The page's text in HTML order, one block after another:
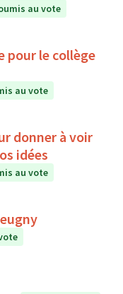
au vote
pour le collège
au vote
donner à voir
idées
au vote